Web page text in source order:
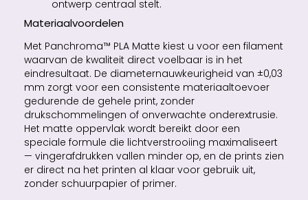
ontwerp centraal stelt.
Materiaalvoordelen
Met Panchroma™ PLA Matte kiest u voor een filament
waarvan de kwaliteit direct voelbaar is in het
eindresultaat. De diameternauwkeurigheid van ±0,03
mm zorgt voor een consistente materiaaltoevoer
gedurende de gehele print, zonder
drukschommelingen of onverwachte onderextrusie.
Het matte oppervlak wordt bereikt door een
speciale formule die lichtverstrooiing maximaliseert
— vingerafdrukken vallen minder op, en de prints zien
er direct na het printen al klaar voor gebruik uit,
zonder schuurpapier of primer.